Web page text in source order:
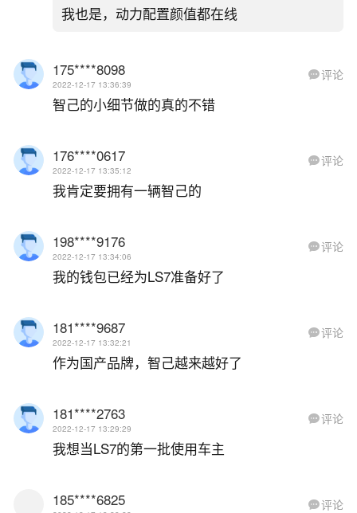
我也是，动力配置颜值都在线
175****8098
2022-12-17 13:36:39
评论
智己的小细节做的真的不错
176****0617
2022-12-17 13:35:12
评论
我肯定要拥有一辆智己的
198****9176
2022-12-17 13:34:06
评论
我的钱包已经为LS7准备好了
181****9687
2022-12-17 13:32:21
评论
作为国产品牌，智己越来越好了
181****2763
2022-12-17 13:29:29
评论
我想当LS7的第一批使用车主
185****6825 评论